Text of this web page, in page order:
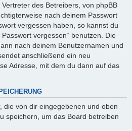
des Betreibers, von phpBB
nach deinem Passwort
vergessen haben, so kannst du
vergessen“ benutzen. Die
nach deinem Benutzernamen und
anschließend ein neu
Adresse, mit dem du dann auf das
die von dir eingegebenen und oben
speichern, um das Board betreiben